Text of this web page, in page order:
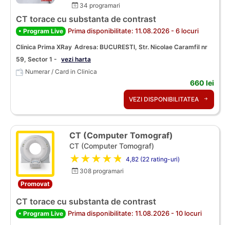
34 programari
CT torace cu substanta de contrast
• Program Live Prima disponibilitate: 11.08.2026 - 6 locuri
Clinica Prima XRay Adresa: BUCURESTI, Str. Nicolae Caramfil nr
59, Sector 1 - vezi harta
Numerar / Card in Clinica
660 lei
VEZI DISPONIBILITATEA
Promovat
CT (Computer Tomograf)
CT (Computer Tomograf)
★★★★★ 4,82 (22 rating-uri)
308 programari
CT torace cu substanta de contrast
• Program Live Prima disponibilitate: 11.08.2026 - 10 locuri